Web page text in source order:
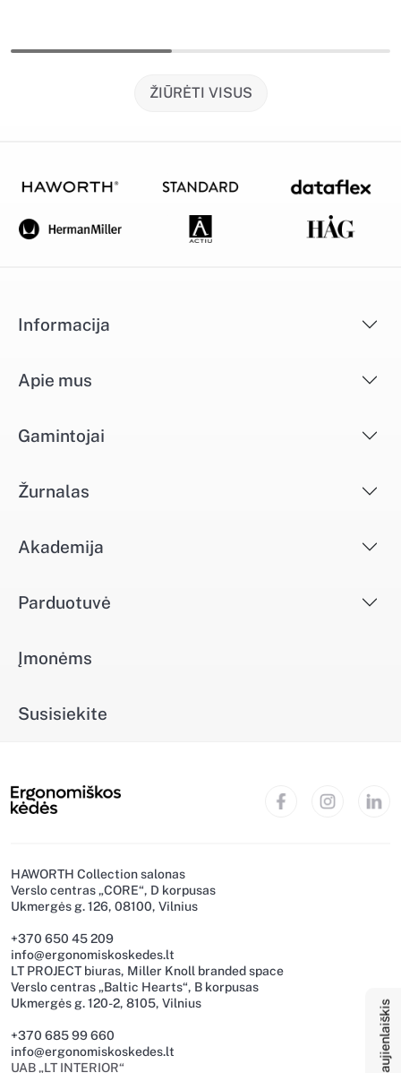
Naujienlaiškis
ŽIŪRĖTI VISUS
Informacija
Apie mus
Gamintojai
Žurnalas
Akademija
Parduotuvė
Įmonėms
Susisiekite
HAWORTH Collection salonas
Verslo centras „CORE“, D korpusas
Ukmergės g. 126, 08100, Vilnius
+370 650 45 209
info@ergonomiskoskedes.lt
LT PROJECT biuras, Miller Knoll branded space
Verslo centras „Baltic Hearts“, B korpusas
Ukmergės g. 120-2, 8105, Vilnius
+370 685 99 660
info@ergonomiskoskedes.lt
UAB „LT INTERIOR“